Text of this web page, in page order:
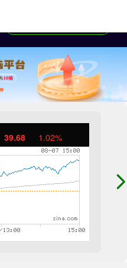
39.68 1.02%